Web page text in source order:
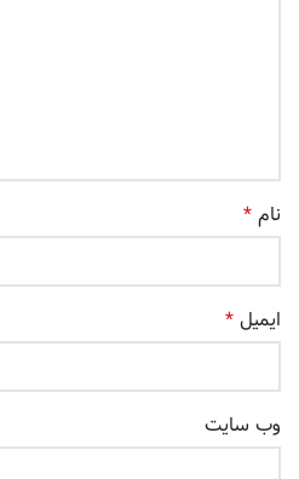
نام*
ایمیل*
وب‌ سایت